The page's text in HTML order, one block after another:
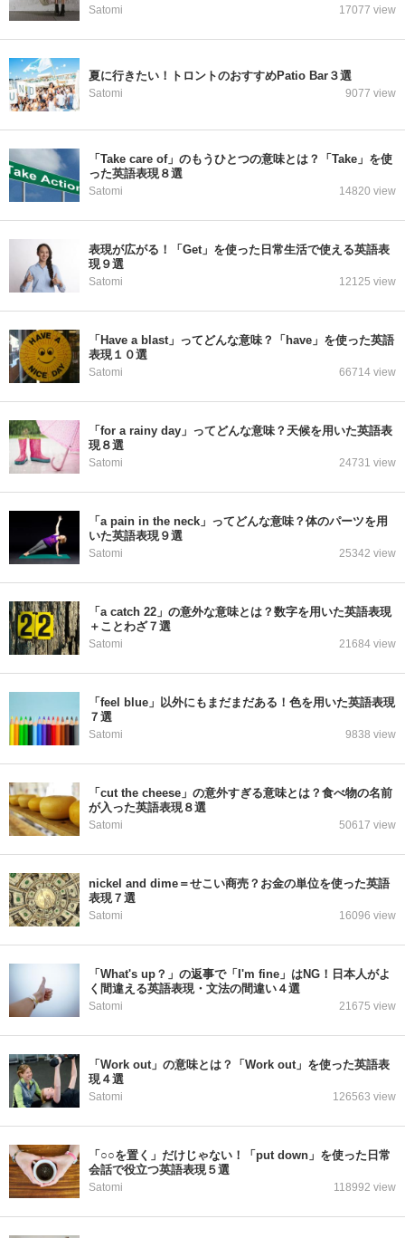
Satomi 17077 view
夏に行きたい！トロントのおすすめPatio Bar３選
Satomi 9077 view
「Take care of」のもうひとつの意味とは？「Take」を使
った英語表現８選
Satomi 14820 view
表現が広がる！「Get」を使った日常生活で使える英語表
現９選
Satomi 12125 view
「Have a blast」ってどんな意味？「have」を使った英語
表現１０選
Satomi 66714 view
「for a rainy day」ってどんな意味？天候を用いた英語表
現８選
Satomi 24731 view
「a pain in the neck」ってどんな意味？体のパーツを用
いた英語表現９選
Satomi 25342 view
「a catch 22」の意外な意味とは？数字を用いた英語表現
＋ことわざ７選
Satomi 21684 view
「feel blue」以外にもまだまだある！色を用いた英語表現
７選
Satomi 9838 view
「cut the cheese」の意外すぎる意味とは？食べ物の名前
が入った英語表現８選
Satomi 50617 view
nickel and dime＝せこい商売？お金の単位を使った英語
表現７選
Satomi 16096 view
「What's up？」の返事で「I'm fine」はNG！日本人がよ
く間違える英語表現・文法の間違い４選
Satomi 21675 view
「Work out」の意味とは？「Work out」を使った英語表
現４選
Satomi 126563 view
「○○を置く」だけじゃない！「put down」を使った日常
会話で役立つ英語表現５選
Satomi 118992 view